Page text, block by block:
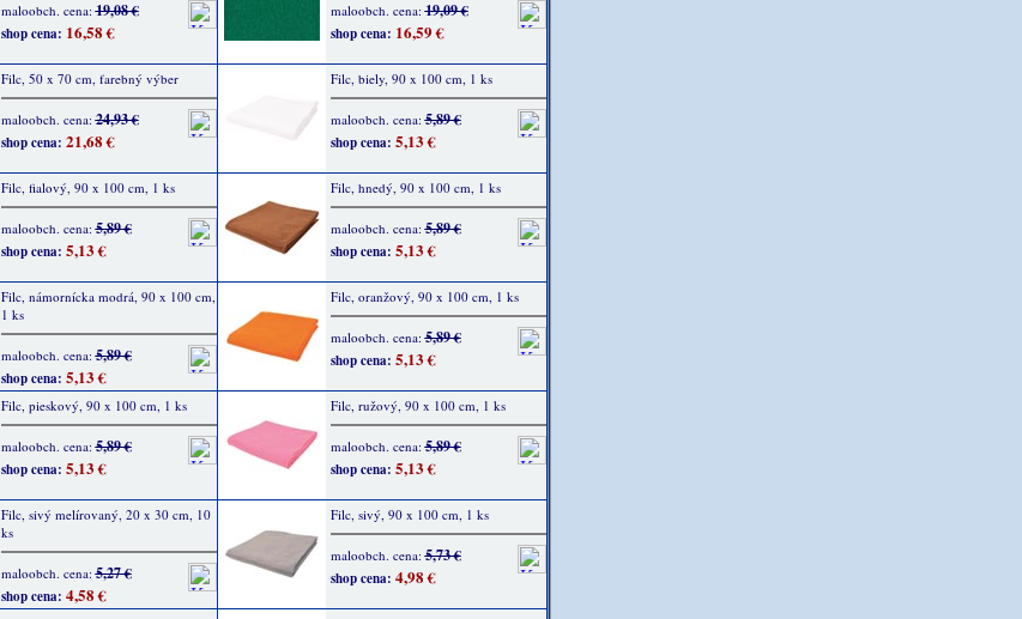
maloobch. cena:19,08 €
shop cena: 16,58 €
maloobch. cena:19,09 €
shop cena: 16,59 €
Filc, 50 x 70 cm, farebný výber
maloobch. cena:24,93 €
shop cena: 21,68 €
Filc, biely, 90 x 100 cm, 1 ks
maloobch. cena:5,89 €
shop cena: 5,13 €
Filc, fialový, 90 x 100 cm, 1 ks
maloobch. cena:5,89 €
shop cena: 5,13 €
Filc, hnedý, 90 x 100 cm, 1 ks
maloobch. cena:5,89 €
shop cena: 5,13 €
Filc, námornícka modrá, 90 x 100 cm,
1 ks
maloobch. cena:5,89 €
shop cena: 5,13 €
Filc, oranžový, 90 x 100 cm, 1 ks
maloobch. cena:5,89 €
shop cena: 5,13 €
Filc, pieskový, 90 x 100 cm, 1 ks
maloobch. cena:5,89 €
shop cena: 5,13 €
Filc, ružový, 90 x 100 cm, 1 ks
maloobch. cena:5,89 €
shop cena: 5,13 €
Filc, sivý melírovaný, 20 x 30 cm, 10
ks
maloobch. cena:5,27 €
shop cena: 4,58 €
Filc, sivý, 90 x 100 cm, 1 ks
maloobch. cena:5,73 €
shop cena: 4,98 €